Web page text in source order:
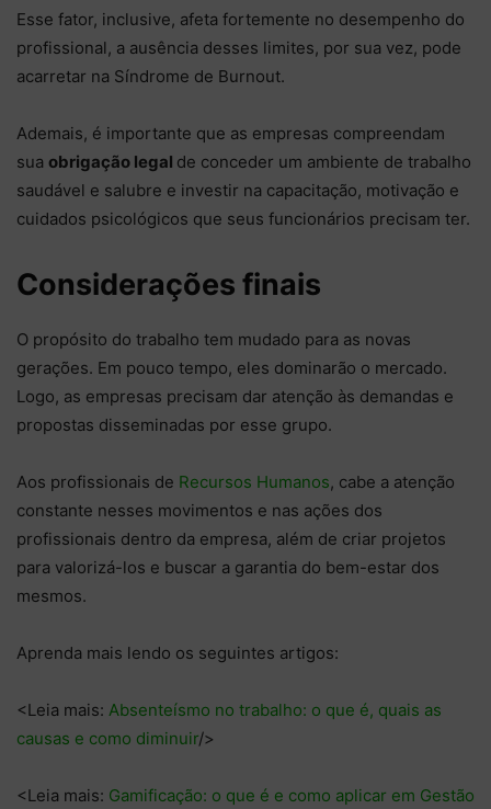
Esse fator, inclusive, afeta fortemente no desempenho do
profissional, a ausência desses limites, por sua vez, pode
acarretar na Síndrome de Burnout.
Ademais, é importante que as empresas compreendam
sua obrigação legal de conceder um ambiente de trabalho
saudável e salubre e investir na capacitação, motivação e
cuidados psicológicos que seus funcionários precisam ter.
Considerações finais
O propósito do trabalho tem mudado para as novas
gerações. Em pouco tempo, eles dominarão o mercado.
Logo, as empresas precisam dar atenção às demandas e
propostas disseminadas por esse grupo.
Aos profissionais de Recursos Humanos, cabe a atenção
constante nesses movimentos e nas ações dos
profissionais dentro da empresa, além de criar projetos
para valorizá-los e buscar a garantia do bem-estar dos
mesmos.
Aprenda mais lendo os seguintes artigos:
<Leia mais: Absenteísmo no trabalho: o que é, quais as
causas e como diminuir/>
<Leia mais: Gamificação: o que é e como aplicar em Gestão